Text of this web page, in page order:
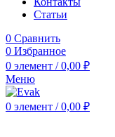
Статьи
0 Сравнить
0 Избранное
0 элемент / 0,00 ₽
Меню
0 элемент / 0,00 ₽